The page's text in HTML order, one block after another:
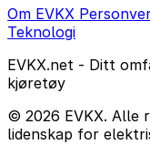
Om EVKX
Teknologi
EVKX.net - Ditt
kjøretøy
© 2026 EVKX. Alle
lidenskap for